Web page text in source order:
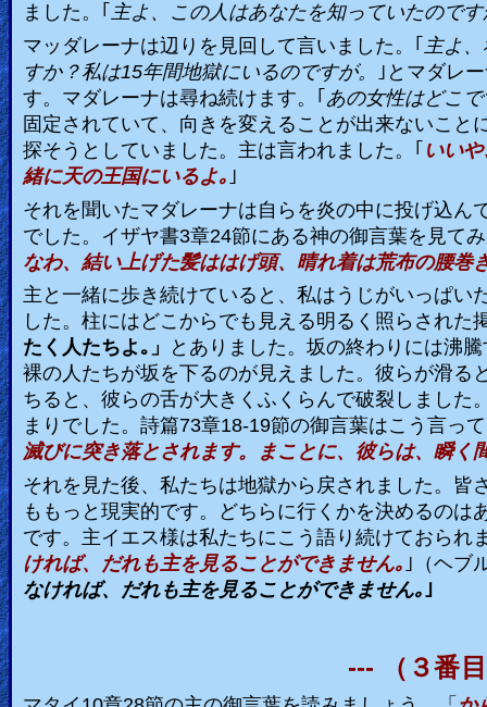
ました。｢ 主よ、この人はあなたを知っていたのです
マッダレーナは辺りを見回して言いました。｢ 主よ
すか？私は15年間地獄にいるのですが。
｣とマダレ
す。マダレーナは尋ね続けます。｢ あの女性はどこ
固定されていて、向きを変えることが出来ないこ
探そうとしていました。主は言われました。｢ いい
緒に天の王国にいるよ｡ ｣
それを聞いたマダレーナは自らを炎の中に投げ込
でした。イザヤ書3章24節にある神の御言葉を見て
なわ、結い上げた髪ははげ頭、晴れ着は荒布の腰巻
主と一緒に歩き続けていると、私はうじがいっぱ
した。柱にはどこからでも見える明るく照らされた
たく人たちよ｡」
とありました。坂の終わりには沸
裸の人たちが坂を下るのが見えました。彼らが滑
ちると、彼らの舌が大きくふくらんで破裂しまし
まりでした。詩篇73章18-19節の御言葉はこう言っ
滅びに突き落とされます。まことに、彼らは、瞬
それを見た後、私たちは地獄から戻されました。
ももっと現実的です。どちらに行くかを決めるの
です。主イエス様は私たちにこう語り続けておら
ければ、だれも主を見ることができません｡ ｣（ヘブ
なければ、だれも主を見ることができません｡ ｣
--- （３番